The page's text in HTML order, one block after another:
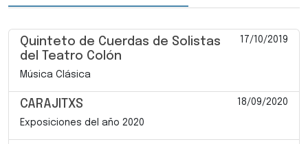
Quinteto de Cuerdas de Solistas
del Teatro Colón
17/10/2019
Música Clásica
CARAJITXS 18/09/2020
Exposiciones del año 2020